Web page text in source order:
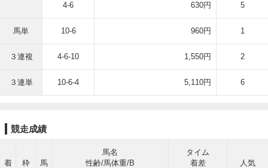
4-6 630円 5
馬単 10-6 960円 1
３連複 4-6-10 1,550円 2
３連単 10-6-4 5,110円 6
競走成績
着
枠
馬
馬名
性齢/馬体重/B
タイム
着差
人気